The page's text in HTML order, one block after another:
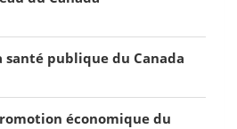
publique du Canada
économique du